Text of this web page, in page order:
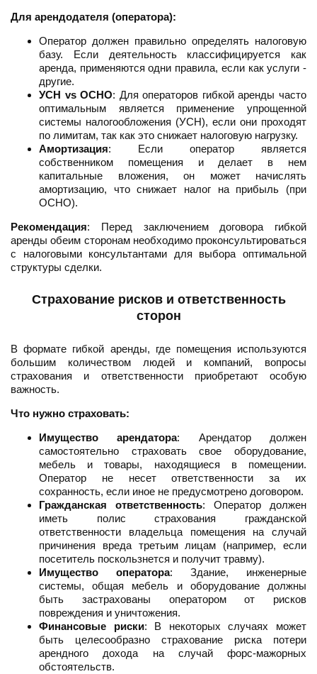
Для арендодателя (оператора):
Оператор должен правильно определять налоговую
базу. Если деятельность классифицируется как
аренда, применяются одни правила, если как услуги -
другие.
УСН vs ОСНО: Для операторов гибкой аренды часто
оптимальным является применение упрощенной
системы налогообложения (УСН), если они проходят
по лимитам, так как это снижает налоговую нагрузку.
Амортизация: Если оператор является
собственником помещения и делает в нем
капитальные вложения, он может начислять
амортизацию, что снижает налог на прибыль (при
ОСНО).
Рекомендация: Перед заключением договора гибкой
аренды обеим сторонам необходимо проконсультироваться
с налоговыми консультантами для выбора оптимальной
структуры сделки.
Страхование рисков и ответственность
сторон
В формате гибкой аренды, где помещения используются
большим количеством людей и компаний, вопросы
страхования и ответственности приобретают особую
важность.
Что нужно страховать:
Имущество арендатора: Арендатор должен
самостоятельно страховать свое оборудование,
мебель и товары, находящиеся в помещении.
Оператор не несет ответственности за их
сохранность, если иное не предусмотрено договором.
Гражданская ответственность: Оператор должен
иметь полис страхования гражданской
ответственности владельца помещения на случай
причинения вреда третьим лицам (например, если
посетитель поскользнется и получит травму).
Имущество оператора: Здание, инженерные
системы, общая мебель и оборудование должны
быть застрахованы оператором от рисков
повреждения и уничтожения.
Финансовые риски: В некоторых случаях может
быть целесообразно страхование риска потери
арендного дохода на случай форс-мажорных
обстоятельств.